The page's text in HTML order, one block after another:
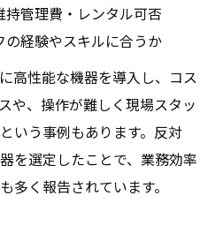
管理費・レンタル可否
経験やスキルに合うか
高性能な機器を導入し、コス
や、操作が難しく現場スタッ
いう事例もあります。反対
を選定したことで、業務効率
多く報告されています。